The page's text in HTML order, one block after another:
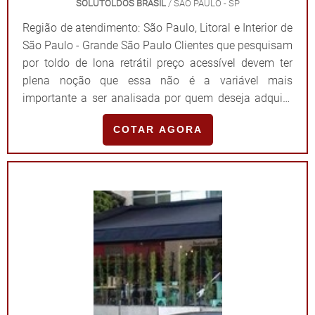
SOLUTOLDOS BRASIL/ SÃO PAULO - SP
Região de atendimento: São Paulo, Litoral e Interior de
São Paulo - Grande São Paulo Clientes que pesquisam
por toldo de lona retrátil preço acessível devem ter
plena noção que essa não é a variável mais
importante a ser analisada por quem deseja adquirir
um produto de alta qualidade e longa vida útil. Por
isso, mais do que o valor do investimento, é
importante checar a relação custo-benefício oferecida
fim de se adaptar aos mais diferentes tipos de
estabelecimentos, os toldos do tipo lona retrátil são
muito eficientes para garantir proteção contra
intempéries, tais como sol, chuvas, ventanias, entre
outros. Devido a isso, é importante que o produto
assegure: Alta qualidade; Durabilidade; Comodidade;
Praticidade; Entre outras vantagens. Além de tudo
COTAR AGORA